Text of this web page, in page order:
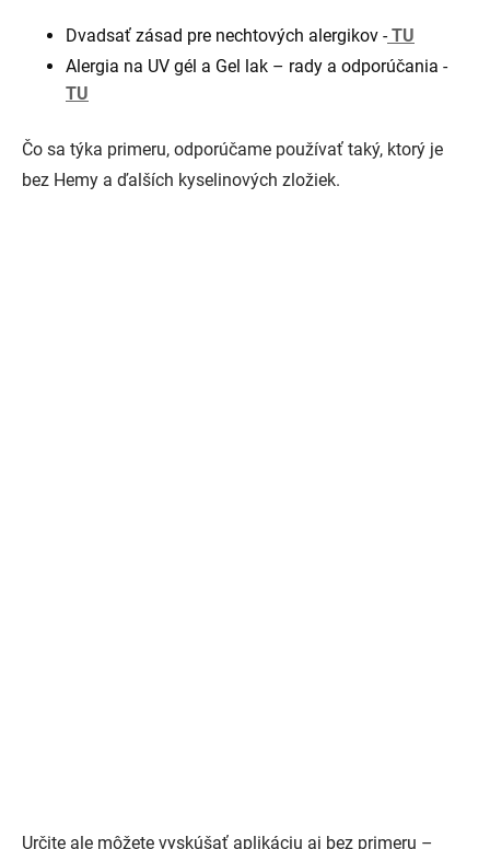
Dvadsať zásad pre nechtových alergikov -TU
Alergia na UV gél a Gel lak – rady a odporúčania -
TU
Čo sa týka primeru, odporúčame používať taký, ktorý je
bez Hemy a ďalších kyselinových zložiek.
Určite ale môžete vyskúšať aplikáciu aj bez primeru –